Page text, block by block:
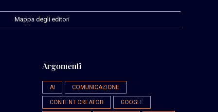
Mappa degli editori
Argomenti
AI COMUNICAZIONE
CONTENT CREATOR GOOGLE